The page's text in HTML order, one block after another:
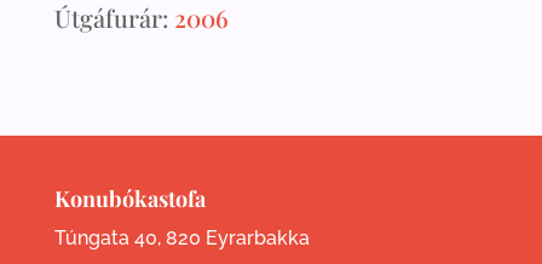
Útgáfurár: 2006
Konubókastofa
Túngata 40, 820 Eyrarbakka